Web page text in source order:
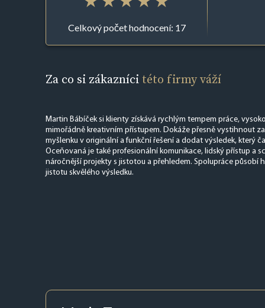
Celkový počet hodnocení: 17
Za co si zákazníci této firmy váží
Martin Bábíček si klienty získává rychlým tempem práce,
mimořádně kreativním přístupem. Dokáže přesně vystihnout
myšlenku v originální a funkční řešení a dodat výsledek, který
Oceňovaná je také profesionální komunikace, lidský přístup a
náročnější projekty s jistotou a přehledem. Spolupráce působí
jistotu skvělého výsledku.